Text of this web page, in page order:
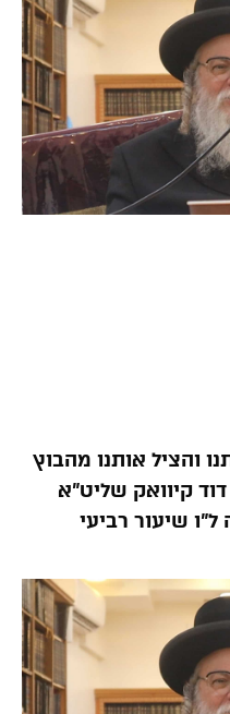
והציל אותנו מהבוץ
קיוואק שליט”א
ל”ו שיעור רביעי